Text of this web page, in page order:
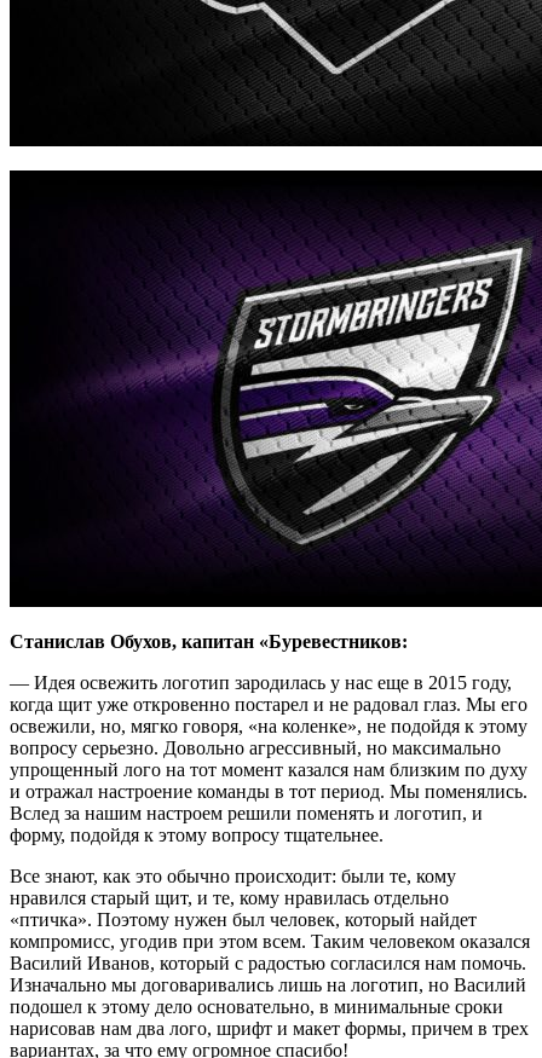
Станислав Обухов, капитан «Буревестников:
— Идея освежить логотип зародилась у нас еще в 2015 году,
когда щит уже откровенно постарел и не радовал глаз. Мы его
освежили, но, мягко говоря, «на коленке», не подойдя к этому
вопросу серьезно. Довольно агрессивный, но максимально
упрощенный лого на тот момент казался нам близким по духу
и отражал настроение команды в тот период. Мы поменялись.
Вслед за нашим настроем решили поменять и логотип, и
форму, подойдя к этому вопросу тщательнее.
Все знают, как это обычно происходит: были те, кому
нравился старый щит, и те, кому нравилась отдельно
«птичка». Поэтому нужен был человек, который найдет
компромисс, угодив при этом всем. Таким человеком оказался
Василий Иванов, который с радостью согласился нам помочь.
Изначально мы договаривались лишь на логотип, но Василий
подошел к этому дело основательно, в минимальные сроки
нарисовав нам два лого, шрифт и макет формы, причем в трех
вариантах, за что ему огромное спасибо!